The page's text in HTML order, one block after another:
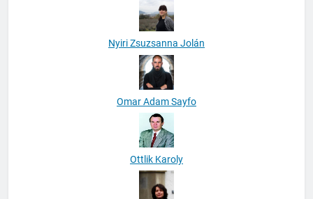
Nyiri Zsuzsanna Jolán
Omar Adam Sayfo
Ottlik Karoly